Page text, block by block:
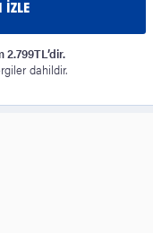
İZLE
2.799TL’dir.
dahildir.